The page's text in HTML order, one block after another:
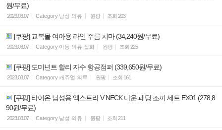
원/무료)
2023.03.07 Category 남성 의류 원팡 조회 203
[쿠팡] 교복몰 여아용 라인 주름 치마 (34,240원/무료)
2023.03.07 Category 아동 의류 잡화 원팡 조회 225
[쿠팡] 도미넌트 할리 자수 항공점퍼 (339,650원/무료)
2023.03.07 Category 캐쥬얼 의류 원팡 조회 161
[쿠팡] 타이온 남성용 엑스트라 V NECK 다운 패딩 조끼 세트 EX01 (278,8
90원/무료)
2023.03.07 Category 남성 의류 원팡 조회 211